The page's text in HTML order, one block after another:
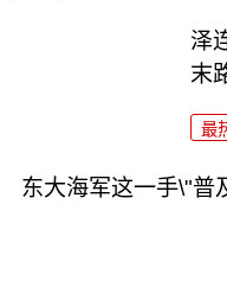
泽
末
最
东大海军这一手\"普